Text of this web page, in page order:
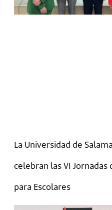
La Universidad de
celebran las VI Jornadas
para Escolares